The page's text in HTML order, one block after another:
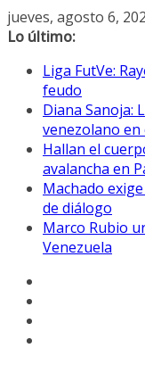
Saltar
al
jueves, agosto 6,
Lo último:
Liga FutVe:
feudo
Diana Sanoja:
venezolano
Hallan el
avalancha en
Machado
de diálogo
Marco Rubio
Venezuela